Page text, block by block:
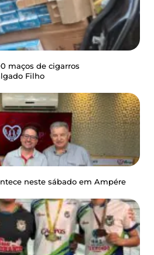
maços de cigarros
Filho
neste sábado em Ampére